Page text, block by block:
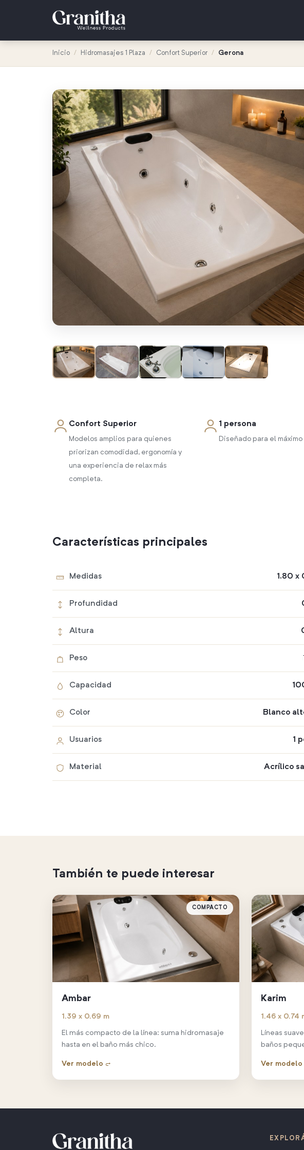
Inicio / Hidromasajes 1 Plaza / Confort Superior / Gerona
Confort Superior
Modelos amplios para quienes
priorizan comodidad, ergonomía y
una experiencia de relax más
completa.
1 persona
Diseñado para el
Características principales
Medidas 1,80 x
Profundidad
Altura
Peso
Capacidad
Color Blanco
Usuarios 1
Material Acrílico
También te puede interesar
COMPACTO
Ambar
1,39 x 0,69 m
El más compacto de la línea: suma hidromasaje
hasta en el baño más chico.
Ver modelo →
Karim
1,46 x 0,74
Líneas
baños
Ver